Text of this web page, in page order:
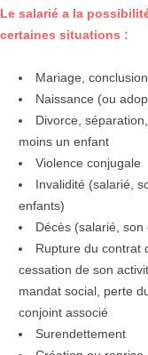
Le salarié a la
certaines situations :
Mariage,
Naissance (ou
Divorce,
moins un enfant
Violence conjugale
Invalidité (salarié,
enfants)
Décès (salarié,
Rupture du contrat
cessation de son
mandat social, perte
conjoint associé
Surendettement